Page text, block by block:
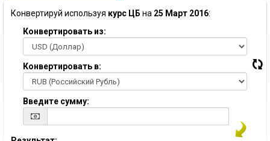
Конвертируй используя курс ЦБ на 25 Март 2016:
Конвертировать из:
Конвертировать в:
Введите сумму: